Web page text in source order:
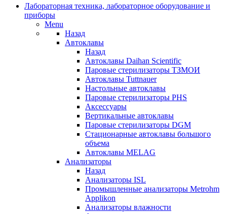
Лабораторная техника, лабораторное оборудование и
приборы
Menu
Назад
Автоклавы
Назад
Автоклавы Daihan Scientific
Паровые стерилизаторы ТЗМОИ
Автоклавы Tuttnauer
Наcтольные автоклавы
Паровые стерилизаторы PHS
Аксессуары
Вертикальные автоклавы
Паровые стерилизаторы DGM
Стационарные автоклавы большого
объема
Автоклавы MELAG
Анализаторы
Назад
Анализаторы ISL
Промышленные анализаторы Metrohm
Applikon
Анализаторы влажности